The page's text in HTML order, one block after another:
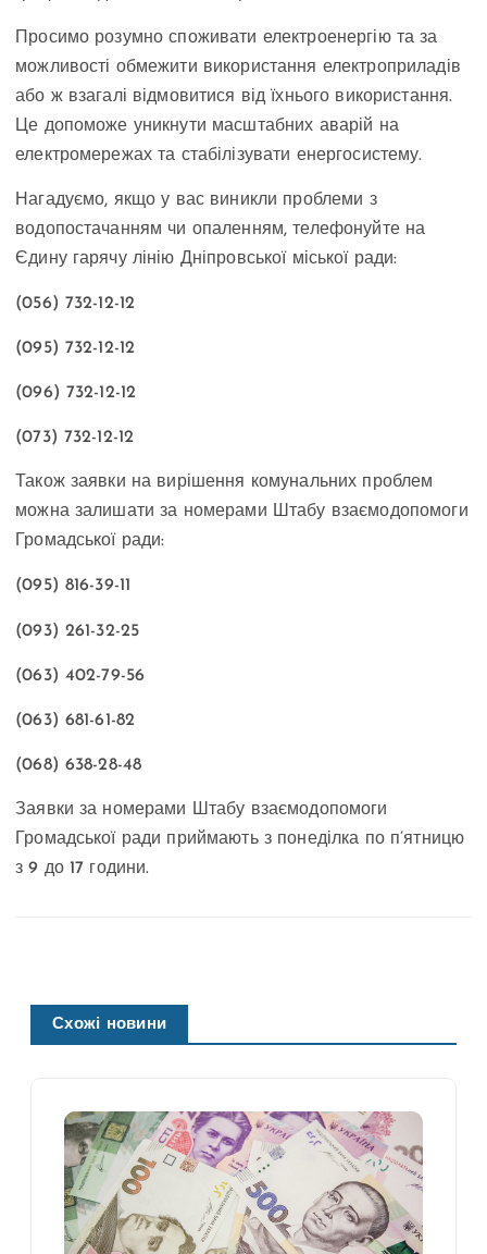
Просимо розумно споживати електроенергію та за
можливості обмежити використання електроприладів
або ж взагалі відмовитися від їхнього використання.
Це допоможе уникнути масштабних аварій на
електромережах та стабілізувати енергосистему.
Нагадуємо, якщо у вас виникли проблеми з
водопостачанням чи опаленням, телефонуйте на
Єдину гарячу лінію Дніпровської міської ради:
(056) 732-12-12
(095) 732-12-12
(096) 732-12-12
(073) 732-12-12
Також заявки на вирішення комунальних проблем
можна залишати за номерами Штабу взаємодопомоги
Громадської ради:
(095) 816-39-11
(093) 261-32-25
(063) 402-79-56
(063) 681-61-82
(068) 638-28-48
Заявки за номерами Штабу взаємодопомоги
Громадської ради приймають з понеділка по п’ятницю
з 9 до 17 години.
Схожі новини